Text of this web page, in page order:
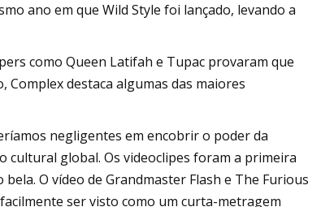
ano em que Wild Style foi lançado, levando a
como Queen Latifah e Tupac provaram que
Complex destaca algumas das maiores
negligentes em encobrir o poder da
cultural global. Os videoclipes foram a primeira
O vídeo de Grandmaster Flash e The Furious
ser visto como um curta-metragem